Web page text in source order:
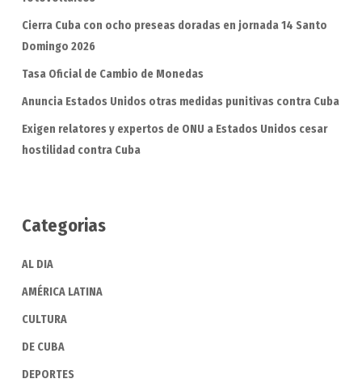
Cierra Cuba con ocho preseas doradas en jornada 14 Santo
Domingo 2026
Tasa Oficial de Cambio de Monedas
Anuncia Estados Unidos otras medidas punitivas contra Cuba
Exigen relatores y expertos de ONU a Estados Unidos cesar
hostilidad contra Cuba
Categorias
AL DIA
AMÉRICA LATINA
CULTURA
DE CUBA
DEPORTES